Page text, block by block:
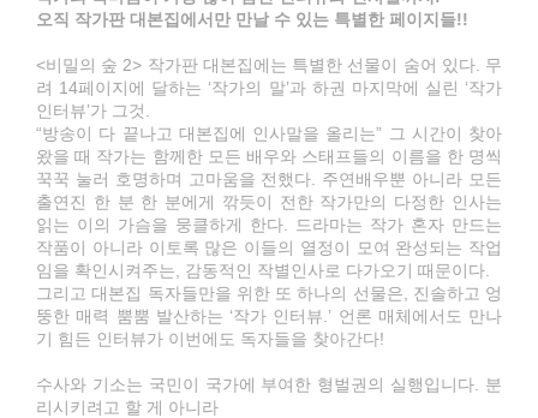
오직 작가판 대본집에서만 만날 수 있는 특별한 페이지들!!
<비밀의 숲 2> 작가판 대본집에는 특별한 선물이 숨어 있다. 무
려 14페이지에 달하는 ‘작가의 말’과 하권 마지막에 실린 ‘작가
인터뷰’가 그것.
“방송이 다 끝나고 대본집에 인사말을 올리는” 그 시간이 찾아
왔을 때 작가는 함께한 모든 배우와 스태프들의 이름을 한 명씩
꾹꾹 눌러 호명하며 고마움을 전했다. 주연배우뿐 아니라 모든
출연진 한 분 한 분에게 깎듯이 전한 작가만의 다정한 인사는
읽는 이의 가슴을 뭉클하게 한다. 드라마는 작가 혼자 만드는
작품이 아니라 이토록 많은 이들의 열정이 모여 완성되는 작업
임을 확인시켜주는, 감동적인 작별인사로 다가오기 때문이다.
그리고 대본집 독자들만을 위한 또 하나의 선물은, 진솔하고 엉
뚱한 매력 뿜뿜 발산하는 ‘작가 인터뷰.’ 언론 매체에서도 만나
기 힘든 인터뷰가 이번에도 독자들을 찾아간다!
수사와 기소는 국민이 국가에 부여한 형벌권의 실행입니다. 분
리시키려고 할 게 아니라